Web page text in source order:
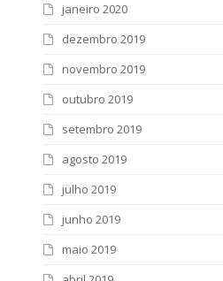
janeiro 2020
dezembro 2019
novembro 2019
outubro 2019
setembro 2019
agosto 2019
julho 2019
junho 2019
maio 2019